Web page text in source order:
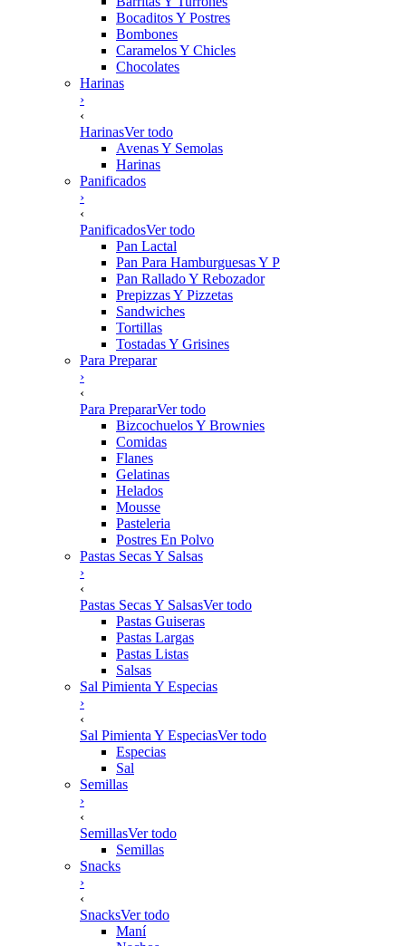
Bocaditos Y Postres
Bombones
Caramelos Y Chicles
Chocolates
Harinas
›
‹
HarinasVer todo
Avenas Y Semolas
Harinas
Panificados
›
‹
PanificadosVer todo
Pan Lactal
Pan Para Hamburguesas Y P
Pan Rallado Y Rebozador
Prepizzas Y Pizzetas
Sandwiches
Tortillas
Tostadas Y Grisines
Para Preparar
›
‹
Para PrepararVer todo
Bizcochuelos Y Brownies
Comidas
Flanes
Gelatinas
Helados
Mousse
Pasteleria
Postres En Polvo
Pastas Secas Y Salsas
›
‹
Pastas Secas Y SalsasVer todo
Pastas Guiseras
Pastas Largas
Pastas Listas
Salsas
Sal Pimienta Y Especias
›
‹
Sal Pimienta Y EspeciasVer todo
Especias
Sal
Semillas
›
‹
SemillasVer todo
Semillas
Snacks
›
‹
SnacksVer todo
Maní